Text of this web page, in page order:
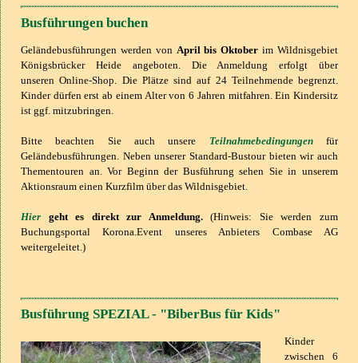
Busführungen buchen
Geländebusführungen werden von April bis Oktober im Wildnisgebiet
Königsbrücker Heide angeboten. Die Anmeldung erfolgt über
unserenOnline-Shop
Die Plätze sind auf 24 Teilnehmende begrenzt.
Kinder dürfen erst ab einem Alter von 6 Jahren mitfahren. Ein Kindersitz
ist ggf. mitzubringen.
Bitte beachten Sie auch unsere Teilnahmebedingungenfür
Geländebusführungen. Neben unserer Standard-Bustour bieten wir auch
Thementouren an.Vor Beginn der Busführung sehen Sie in unserem
Aktionsraum einen Kurzfilm über das Wildnisgebiet.
Hier geht es direkt zur Anmeldung.
(Hinweis: Sie werden zum
Buchungsportal Korona.Event unseres Anbieters Combase AG
weitergeleitet.)
Busführung SPEZIAL - "BiberBus für Kids"
Kinder
zwischen 6